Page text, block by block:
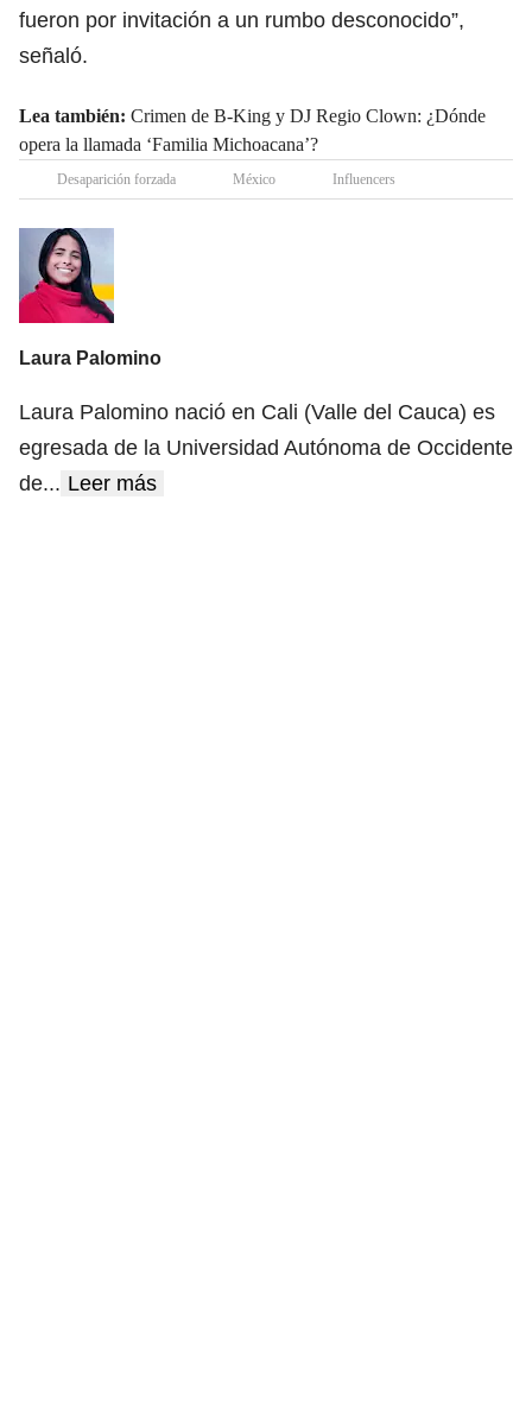
fueron por invitación a un rumbo desconocido”,
señaló.
Lea también: Crimen de B-King y DJ Regio Clown: ¿Dónde
opera la llamada ‘Familia Michoacana’?
Desaparición forzada México Influencers
Laura Palomino
Laura Palomino nació en Cali (Valle del Cauca) es
egresada de la Universidad Autónoma de Occidente
de... Leer más